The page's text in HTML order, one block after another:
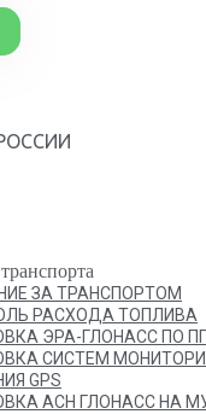
ЗА ТРАНСПОРТОМ
РАСХОДА ТОПЛИВА
ЭРА-ГЛОНАСС ПО
СИСТЕМ
GPS
АСН ГЛОНАСС НА